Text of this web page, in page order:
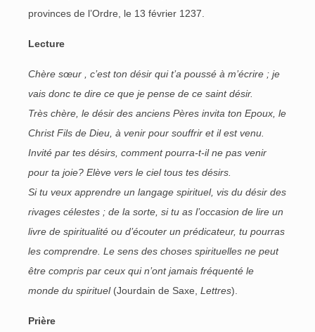
provinces de l’Ordre, le 13 février 1237.
Lecture
Chère sœur , c’est ton désir qui t’a poussé à m’écrire ; je
vais donc te dire ce que je pense de ce saint désir.
Très chère, le désir des anciens Pères invita ton Epoux, le
Christ Fils de Dieu, à venir pour souffrir et il est venu.
Invité par tes désirs, comment pourra-t-il ne pas venir
pour ta joie? Elève vers le ciel tous tes désirs.
Si tu veux apprendre un langage spirituel, vis du désir des
rivages célestes ; de la sorte, si tu as l’occasion de lire un
livre de spiritualité ou d’écouter un prédicateur, tu pourras
les comprendre. Le sens des choses spirituelles ne peut
être compris par ceux qui n’ont jamais fréquenté le
monde du spirituel(Jourdain de Saxe, Lettres).
Prière